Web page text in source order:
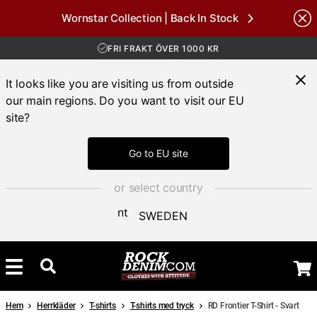
Wornstar Collection | Back In Stock
30 DAGAR ÖPPET KÖP
FRI FRAKT ÖVER 1000 KR
It looks like you are visiting us from outside
our main regions. Do you want to visit our EU
site?
Go to EU site
or select country
SWEDEN
Hem Herrkläder T-shirts T-shirts med tryck RD Frontier T-Shirt - Svart